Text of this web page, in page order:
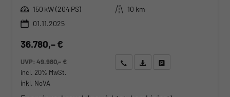
Leistung 150 kW (204 PS) Kilometerstand
10 km
01.11.2025
36.780,– €
UVP:49.980,– €
incl. 20% MwSt.
inkl. NoVA
Wir rufen Sie anAngebot drucken (PDF)